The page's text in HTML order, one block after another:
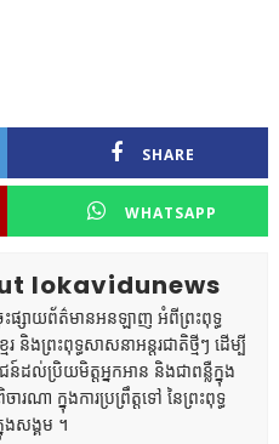
SHARE
WHATSAPP
lokavidunews
ផ្សាយព័ត៌មានអនឡាញ អំពីព្រះពុទ្ធ
រ និងព្រះពុទ្ធសាសនាអន្តរជាតិថ្មីៗ ដើម្បី
ដល់ប្រិយមិត្តអ្នកអាន និងជាពន្លឺក្នុង
ចារណា ក្នុងការប្រព្រឹត្តទៅ នៃព្រះពុទ្ធ
ងសង្គម ។